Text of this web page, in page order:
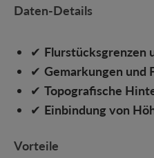
Daten-Details
✔ Flurstücksgrenzen
✔ Gemarkungen und
✔ Topografische
✔ Einbindung von
Vorteile